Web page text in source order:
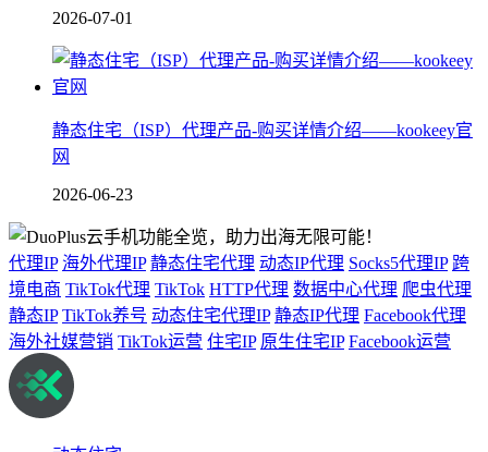
2026-07-01
静态住宅（ISP）代理产品-购买详情介绍——kookeey官
网
2026-06-23
代理IP 海外代理IP 静态住宅代理 动态IP代理 Socks5代理IP 跨
境电商 TikTok代理 TikTok HTTP代理 数据中心代理 爬虫代理
静态IP TikTok养号 动态住宅代理IP 静态IP代理 Facebook代理
海外社媒营销 TikTok运营 住宅IP 原生住宅IP Facebook运营